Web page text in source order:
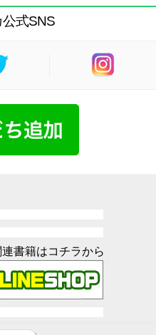
式SNS
書籍はコチラから